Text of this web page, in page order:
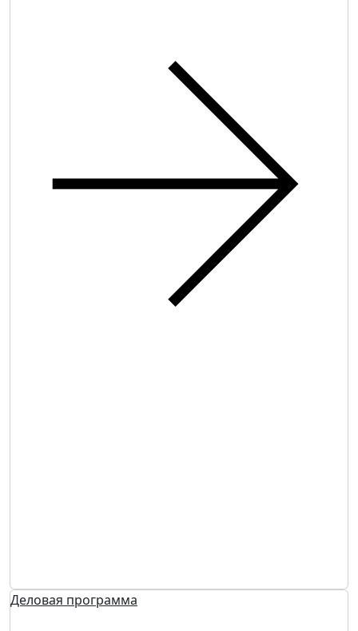
Деловая программа